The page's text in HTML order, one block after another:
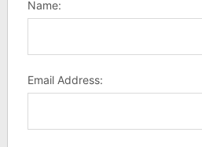
Name:
Email Address: